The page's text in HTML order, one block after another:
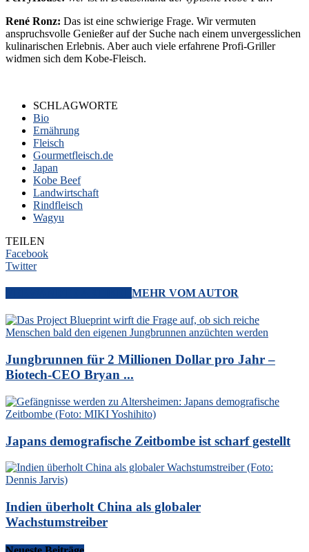
René Ronz: Das ist eine schwierige Frage. Wir vermuten
anspruchsvolle Genießer auf der Suche nach einem unvergesslichen
kulinarischen Erlebnis. Aber auch viele erfahrene Profi-Griller
widmen sich dem Kobe-Fleisch.
SCHLAGWORTE
Bio
Ernährung
Fleisch
Gourmetfleisch.de
Japan
Kobe Beef
Landwirtschaft
Rindfleisch
Wagyu
TEILEN
Facebook
Twitter
MEHR VOM AUTOR
Jungbrunnen für 2 Millionen Dollar pro Jahr –
Biotech-CEO Bryan ...
Japans demografische Zeitbombe ist scharf gestellt
Indien überholt China als globaler
Wachstumstreiber